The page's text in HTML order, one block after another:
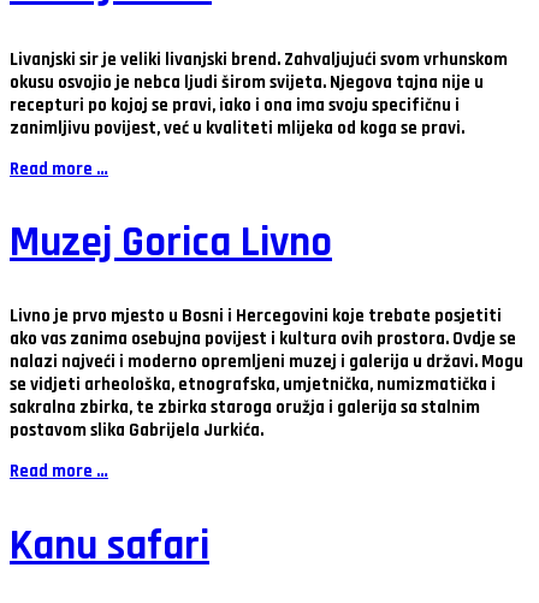
Livanjski sir je veliki livanjski brend. Zahvaljujući svom vrhunskom
okusu osvojio je nebca ljudi širom svijeta. Njegova tajna nije u
recepturi po kojoj se pravi, iako i ona ima svoju specifičnu i
zanimljivu povijest, već u kvaliteti mlijeka od koga se pravi.
Read more …
Muzej Gorica Livno
Livno je prvo mjesto u Bosni i Hercegovini koje trebate posjetiti
ako vas zanima osebujna povijest i kultura ovih prostora. Ovdje se
nalazi najveći i moderno opremljeni muzej i galerija u državi. Mogu
se vidjeti arheološka, etnografska, umjetnička, numizmatička i
sakralna zbirka, te zbirka staroga oružja i galerija sa stalnim
postavom slika Gabrijela Jurkića.
Read more …
Kanu safari